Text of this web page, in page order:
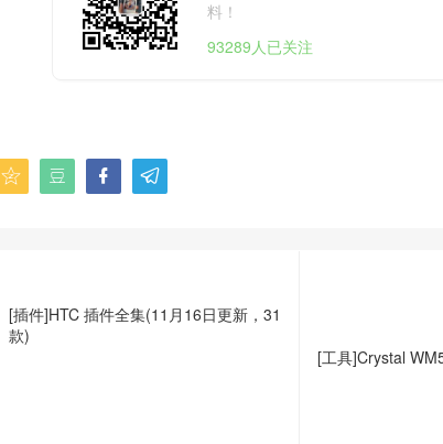
料！
93289人已关注
   
[插件]HTC 插件全集(11月16日更新，31
款)
[工具]Crystal